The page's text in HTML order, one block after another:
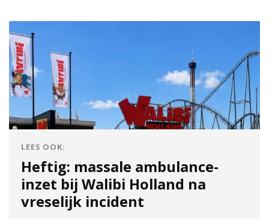
LEES OOK:
Heftig: massale ambulance-
inzet bij Walibi Holland na
vreselijk incident